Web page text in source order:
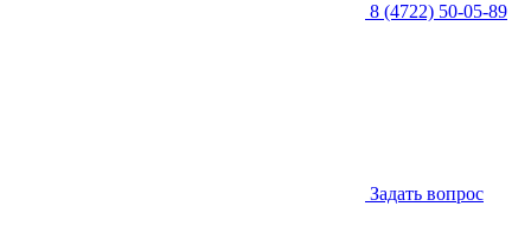
8 (4722) 50-05-89
Задать вопрос